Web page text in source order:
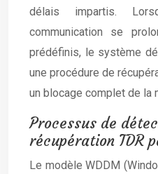
délais impartis.
communication se
prédéfinis, le système
une procédure de
un blocage complet de la
Processus de
récupération TDR
Le modèle WDDM